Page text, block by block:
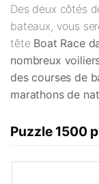
Des deux côtés
bateaux, vous
tête Boat Race
nombreux
des courses de
marathons de
Puzzle 1500